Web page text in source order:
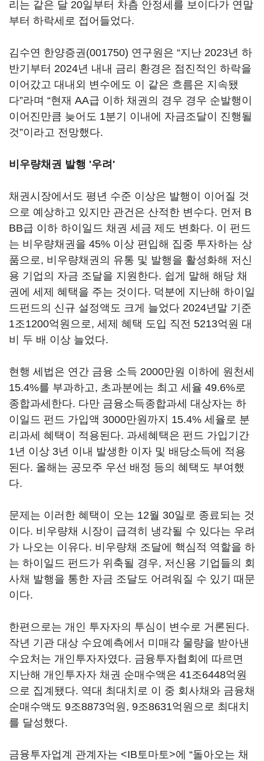
리는 같은 달 20일부터 차츰 안정세를 보이다가 연말
부터 하락세로 접어들었다.
김수연 한양증권(001750) 연구원은 “지난 2023년 하
반기부터 2024년 내내 금리 환경은 점진적인 하락을
이어갔고 대내외 변수에도 이 같은 흐름은 지속됐
다”라며 “현재 AA급 이하 채권의 경우 경우 순발행이
이어진만큼 늦어도 1분기 이내에 자금조달이 진행될
것”이라고 전망했다.
비우량채권 발행 '우려'
채권시장에서도 평년 수준 이상은 발행이 이어질 것
으로 예상하고 있지만 관건은 산적한 변수다. 먼저 B
BB급 이하 하이일드 채권 세금 제도 변화다. 이 펀드
는 비우량채권을 45% 이상 편입해 집중 투자하는 상
품으로, 비우량채권의 유통 및 발행을 활성화해 저신
용 기업의 자금 조달을 지원한다. 쉽게 말해 해당 채
권에 세제 혜택을 주는 것이다. 덕분에 지난해 하이일
드펀드의 신규 설정액도 크게 늘었다 2024년말 기준
1조1200억원으로, 세제 혜택 도입 직전 5213억원 대
비 두 배 이상 늘었다.
현행 세법은 연간 금융 소득 2000만원 이하에 원천세
15.4%를 부과하고, 초과분에는 최고 세율 49.6%로
종합과세한다. 다만 금융소득종합과세 대상자는 하
이일드 펀드 가입액 3000만원까지 15.4% 세율로 분
리과세 혜택이 적용된다. 과세혜택은 펀드 가입기간
1년 이상 3년 이내 발생한 이자 및 배당소득에 적용
된다. 올해는 공모주 우선 배정 등의 혜택도 부여했
다.
문제는 이러한 혜택이 오는 12월 30일로 종료되는 것
이다. 비우량채 시장이 급격히 냉각될 수 있다는 우려
가 나오는 이유다. 비우량채 조달에 핵심적 역할을 하
는 하이일드 펀드가 위축될 경우, 저신용 기업들의 회
사채 발행을 통한 자금 조달도 어려워질 수 있기 때문
이다.
한편으로는 개인 투자자의 투심이 변수로 거론된다.
작년 기관 대상 수요예측에서 미매각 물량을 받아낸
수요처는 개인투자자였다. 금융투자협회에 따르면
지난해 개인투자자 채권 순매수액은 41조6448억원
으로 집계됐다. 역대 최대치로 이 중 회사채와 금융채
순매수액도 9조8873억원, 9조8631억원으로 최대치
를 달성했다.
금융투자업계 관계자는 <IB토마토>에 “돌아오는 채